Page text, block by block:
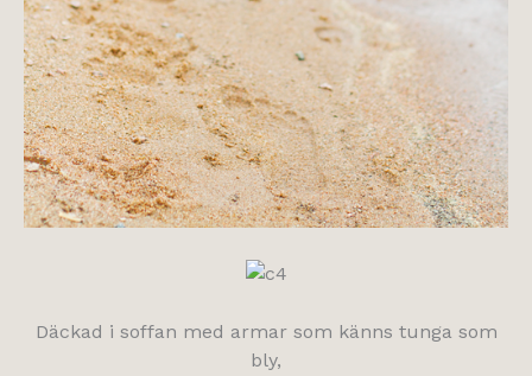
Däckad i soffan med armar som känns tunga som
bly,